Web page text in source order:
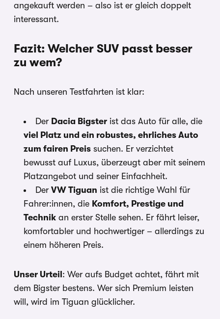
angekauft werden – also ist er gleich doppelt
interessant.
Fazit: Welcher SUV passt besser
zu wem?
Nach unseren Testfahrten ist klar:
Der Dacia Bigster ist das Auto für alle, die
viel Platz und ein robustes, ehrliches Auto
zum fairen Preis suchen. Er verzichtet
bewusst auf Luxus, überzeugt aber mit seinem
Platzangebot und seiner Einfachheit.
Der VW Tiguan ist die richtige Wahl für
Fahrer:innen, die Komfort, Prestige und
Technik an erster Stelle sehen. Er fährt leiser,
komfortabler und hochwertiger – allerdings zu
einem höheren Preis.
Unser Urteil : Wer aufs Budget achtet, fährt mit
dem Bigster bestens. Wer sich Premium leisten
will, wird im Tiguan glücklicher.